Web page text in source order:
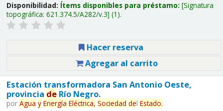
Disponibilidad: Ítems disponibles para préstamo: Signatura
topográfica: 621.374.5/A282/v.3 (1).
Hacer reserva
Agregar al carrito
Estación transformadora San Antonio Oeste,
provincia deRío Negro.
por Agua y Energía Eléctrica, Sociedad del Estado.